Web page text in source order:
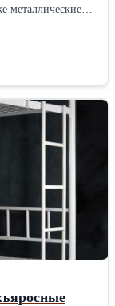
металлические
используют в
для
общежитий
с